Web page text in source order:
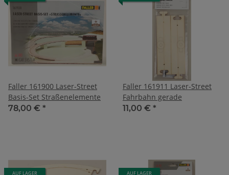
Faller 161900 Laser-Street
Basis-Set Straßenelemente
78,00 € *
Faller 161911 Laser-Street
Fahrbahn gerade
11,00 € *
AUF LAGER AUF LAGER